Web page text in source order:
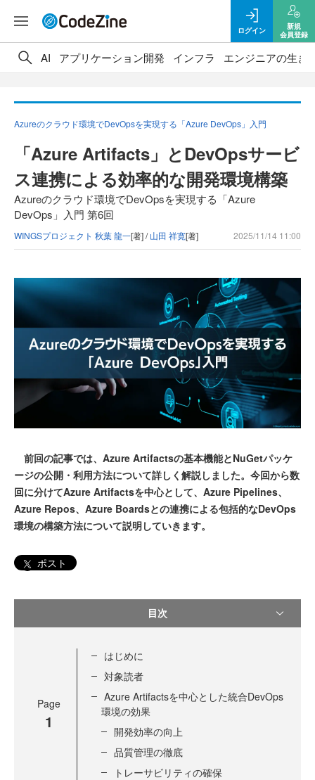
ログイン
新規
会員登録
AI アプリケーション開発 インフラ エンジニアの生き
Azureのクラウド環境でDevOpsを実現する「Azure DevOps」入門
「Azure Artifacts」とDevOpsサービ
ス連携による効率的な開発環境構築
Azureのクラウド環境でDevOpsを実現する「Azure
DevOps」入門 第6回
WINGSプロジェクト 秋葉 龍一[著] /山田 祥寛[著] 2025/11/14 11:00
前回の記事では、Azure Artifactsの基本機能とNuGetパッケ
ージの公開・利用方法について詳しく解説しました。今回から数
回に分けてAzure Artifactsを中心として、Azure Pipelines、
Azure Repos、Azure Boardsとの連携による包括的なDevOps
環境の構築方法について説明していきます。
ポスト
目次
Page
1
はじめに
対象読者
Azure Artifactsを中心とした統合DevOps
環境の効果
開発効率の向上
品質管理の徹底
トレーサビリティの確保